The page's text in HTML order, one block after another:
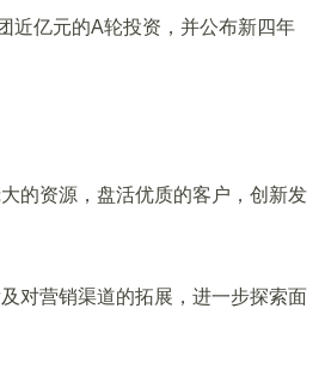
亿元的A轮投资，并公布新四年
资源，盘活优质的客户，创新发
营销渠道的拓展，进一步探索面